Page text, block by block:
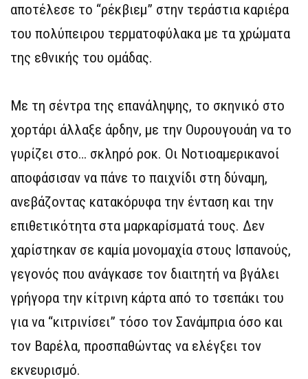
αποτέλεσε το “ρέκβιεμ” στην τεράστια καριέρα
του πολύπειρου τερματοφύλακα με τα χρώματα
της εθνικής του ομάδας.
Με τη σέντρα της επανάληψης, το σκηνικό στο
χορτάρι άλλαξε άρδην, με την Ουρουγουάη να το
γυρίζει στο… σκληρό ροκ. Οι Νοτιοαμερικανοί
αποφάσισαν να πάνε το παιχνίδι στη δύναμη,
ανεβάζοντας κατακόρυφα την ένταση και την
επιθετικότητα στα μαρκαρίσματά τους. Δεν
χαρίστηκαν σε καμία μονομαχία στους Ισπανούς,
γεγονός που ανάγκασε τον διαιτητή να βγάλει
γρήγορα την κίτρινη κάρτα από το τσεπάκι του
για να “κιτρινίσει” τόσο τον Σανάμπρια όσο και
τον Βαρέλα, προσπαθώντας να ελέγξει τον
εκνευρισμό.